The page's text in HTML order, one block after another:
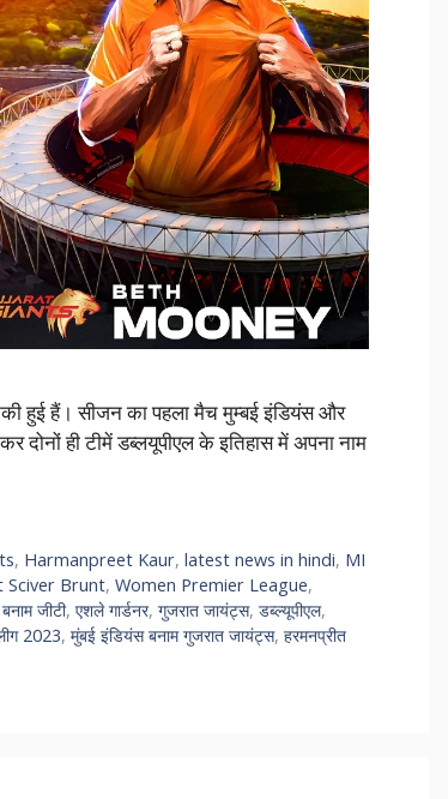
हुई हैं। सीजन का पहला मैच मुम्बई इंडियंस और
दोनों ही टीमें डब्लयूपीएल के इतिहास में अपना नाम
, Harmanpreet Kaur,latest news in hindi, MI
Sciver Brunt, Women Premier League,
जीटी, एशले गार्डनर, गुजरात जायंट्स, डब्ल्यूपीएल,
2023, मुंबई इंडियंस बनाम गुजरात जायंट्स, हरमनप्रीत